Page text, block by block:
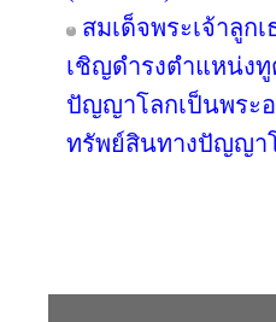
สมเด็จพระเจ้าลู
เชิญดำรงตำแหน่ง
ปัญญาโลกเป็นพระ
ทรัพย์สินทางปัญญา